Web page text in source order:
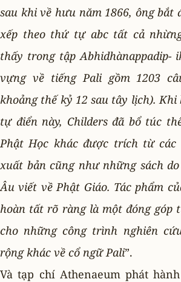
sau khi về hưu năm 1866, ông bắt
xếp theo thứ tự abc tất cả
thấy trong tập Abhidhànappadip-
vựng về tiếng Pali gồm 1203
khoảng thế kỷ 12 sau tây lịch). Khi
tự điển này, Childers đã bổ túc
Phật Học khác được trích từ các
xuất bản cũng như những sách
Âu viết về Phật Giáo. Tác phẩm
hoàn tất rõ ràng là một đóng góp
cho những công trình nghiên
rộng khác về cổ ngữ Pali”.
Và tạp chí Athenaeum phát hành